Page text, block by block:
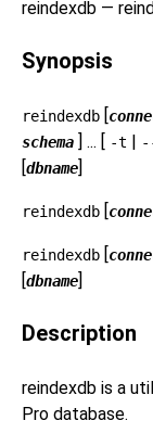
reindexdb —
Synopsis
reindexdb [
schema ] ... [ -t |
[dbname]
reindexdb [
reindexdb [
[dbname]
Description
reindexdb is a
Pro database.